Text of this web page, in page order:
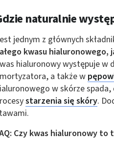
naturalnie
jednym z głównych
kwasu hialuronowego,
hialuronowy występuje w
a także w
w skórze
starzenia się skóry.
Czy kwas hialuronowy to